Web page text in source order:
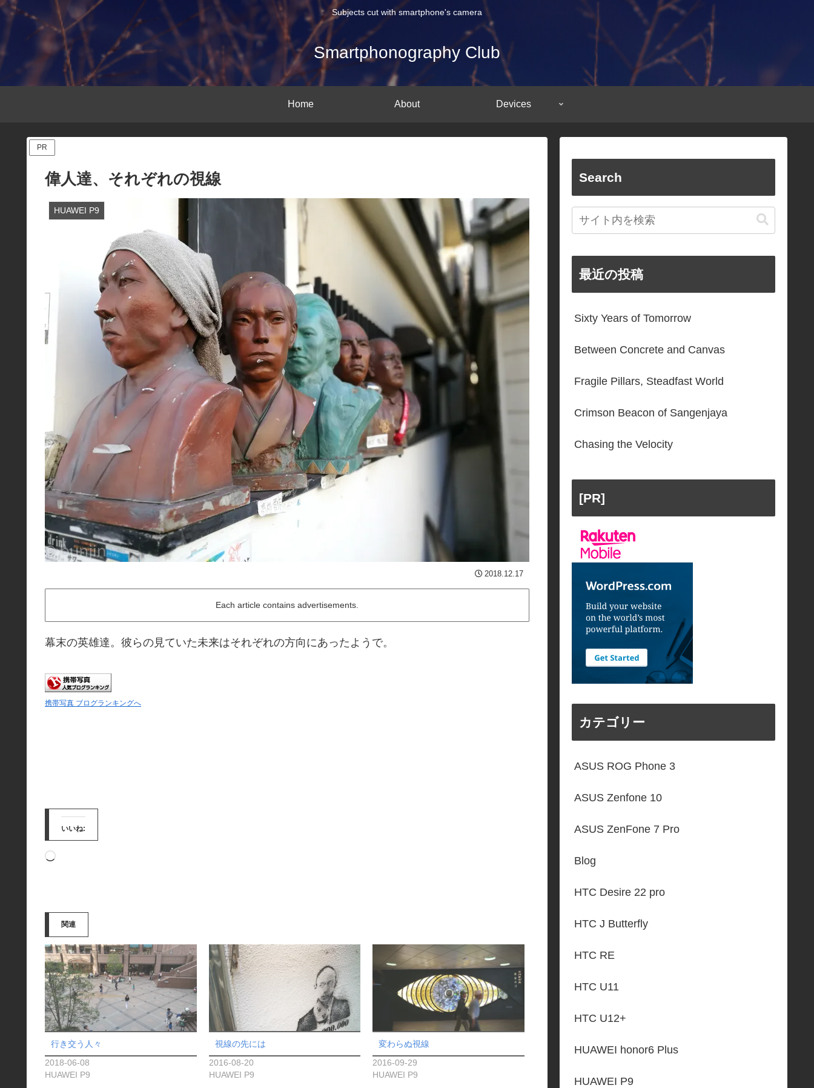
Subjects cut with smartphone's camera
Smartphonography Club
Home About Devices
PR
偉人達、それぞれの視線
HUAWEI P9
2018.12.17
Each article contains advertisements.
幕末の英雄達。彼らの見ていた未来はそれぞれの方向にあったようで。
携帯写真 ブログランキングへ
いいね:
読
み
中…
関連
行き交う人々
2018-06-08
HUAWEI P9
視線の先には
2016-08-20
HUAWEI P9
変わらぬ視線
2016-09-29
HUAWEI P9
Search
最近の投稿
Sixty Years of Tomorrow
Between Concrete and Canvas
Fragile Pillars, Steadfast World
Crimson Beacon of Sangenjaya
Chasing the Velocity
[PR]
カテゴリー
ASUS ROG Phone 3
ASUS Zenfone 10
ASUS ZenFone 7 Pro
Blog
HTC Desire 22 pro
HTC J Butterfly
HTC RE
HTC U11
HTC U12+
HUAWEI honor6 Plus
HUAWEI P9